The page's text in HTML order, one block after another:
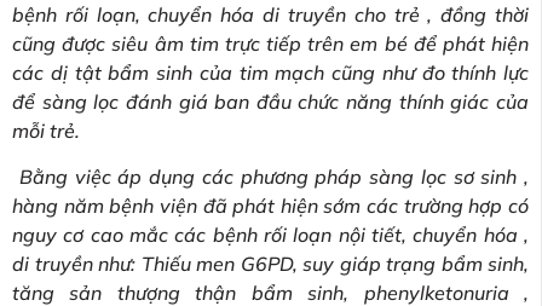
bệnh rối loạn, chuyển hóa di truyền cho trẻ , đồng thời
cũng được siêu âm tim trực tiếp trên em bé để phát hiện
các dị tật bẩm sinh của tim mạch cũng như đo thính lực
để sàng lọc đánh giá ban đầu chức năng thính giác của
mỗi trẻ.
Bằng việc áp dụng các phương pháp sàng lọc sơ sinh ,
hàng năm bệnh viện đã phát hiện sớm các trường hợp có
nguy cơ cao mắc các bệnh rối loạn nội tiết, chuyển hóa ,
di truyền như: Thiếu men G6PD, suy giáp trạng bẩm sinh,
tăng sản thượng thận bẩm sinh, phenylketonuria ,